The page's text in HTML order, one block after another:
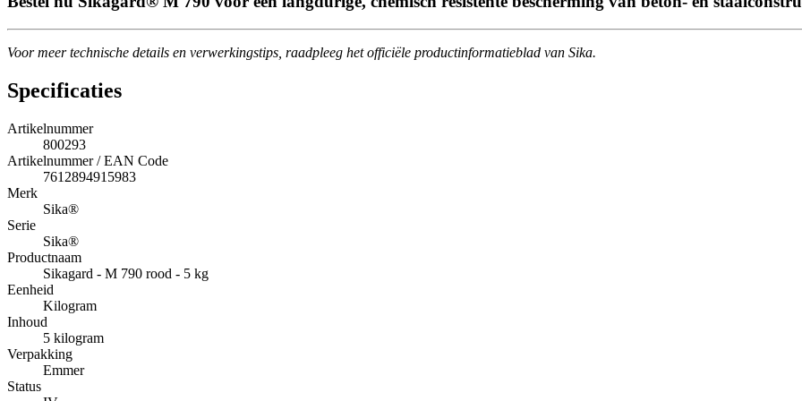
Voor meer technische details en verwerkingstips, raadpleeg het officiële productinformatieblad van Sika.
Specificaties
Artikelnummer
800293
Artikelnummer / EAN Code
7612894915983
Merk
Sika®
Serie
Sika®
Productnaam
Sikagard - M 790 rood - 5 kg
Eenheid
Kilogram
Inhoud
5 kilogram
Verpakking
Emmer
Status